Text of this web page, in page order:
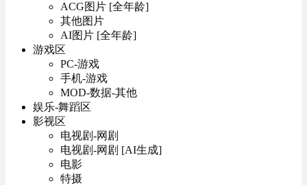
ACG图片 [全年龄]
其他图片
AI图片 [全年龄]
游戏区
PC-游戏
手机-游戏
MOD-数据-其他
娱乐-舞蹈区
影视区
电视剧-网剧
电视剧-网剧 [AI生成]
电影
特摄